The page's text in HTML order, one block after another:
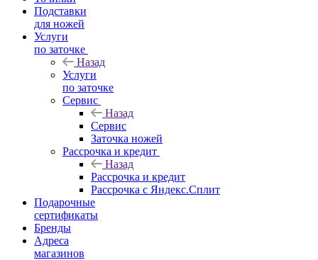
Подставки
для ножей
Услуги
по заточке
Назад
Услуги
по заточке
Сервис
Назад
Сервис
Заточка ножей
Рассрочка и кредит
Назад
Рассрочка и кредит
Рассрочка с Яндекс.Сплит
Подарочные
сертификаты
Бренды
Адреса
магазинов